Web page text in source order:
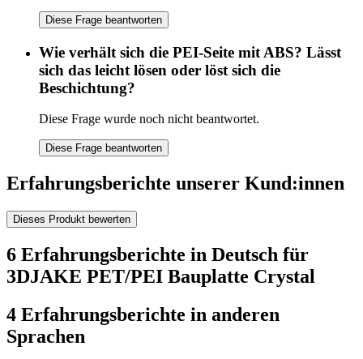
Diese Frage beantworten
Wie verhält sich die PEI-Seite mit ABS? Lässt
sich das leicht lösen oder löst sich die
Beschichtung?
Diese Frage wurde noch nicht beantwortet.
Diese Frage beantworten
Erfahrungsberichte unserer Kund:innen
Dieses Produkt bewerten
6 Erfahrungsberichte in Deutsch für
3DJAKE PET/PEI Bauplatte Crystal
4 Erfahrungsberichte in anderen
Sprachen